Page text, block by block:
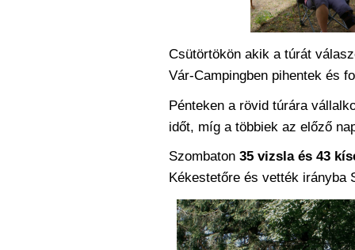
Csütörtökön akik a túrát
Vár-Campingben pihentek és
Pénteken a rövid túrára
időt, míg a többiek az előző
Szombaton 35 vizsla és 43
Kékestetőre és vették irányba